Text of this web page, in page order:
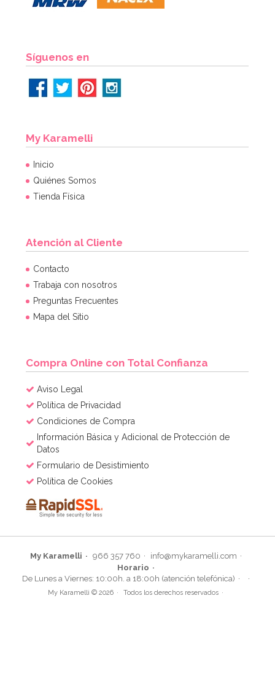
Síguenos en
My Karamelli
Inicio
Quiénes Somos
Tienda Física
Atención al Cliente
Contacto
Trabaja con nosotros
Preguntas Frecuentes
Mapa del Sitio
Compra Online con Total Confianza
Aviso Legal
Política de Privacidad
Condiciones de Compra
Información Básica y Adicional de Protección de
Datos
Formulario de Desistimiento
Política de Cookies
My Karamelli 966 357 760
info@mykaramelli.com
Horario
De Lunes a Viernes: 10:00h. a 18:00h (atención telefónica)
My Karamelli © 2026 Todos los derechos reservados